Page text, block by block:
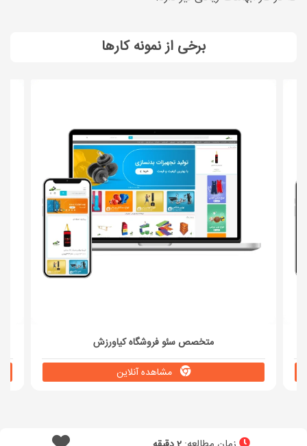
برخی از نمونه کارها
متخصص سئو فروشگاه کیاورزش
مشاهده آنلاین